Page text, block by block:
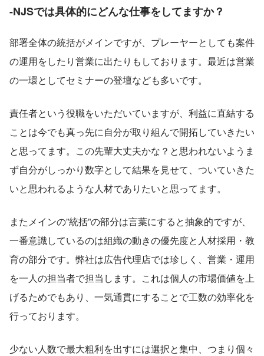
-NJSでは具体的にどんな仕事をしてますか？
部署全体の統括がメインですが、プレーヤーとしても案件
の運用をしたり営業に出たりもしております。最近は営業
の一環としてセミナーの登壇なども多いです。
責任者という役職をいただいていますが、利益に直結する
ことは今でも真っ先に自分が取り組んで開拓していきたい
と思ってます。この先輩大丈夫かな？と思われないようま
ず自分がしっかり数字として結果を見せて、ついていきた
いと思われるような人材でありたいと思ってます。
またメインの”統括”の部分は言葉にすると抽象的ですが、
一番意識しているのは組織の動きの優先度と人材採用・教
育の部分です。弊社は広告代理店では珍しく、営業・運用
を一人の担当者で担当します。これは個人の市場価値を上
げるためでもあり、一気通貫にすることで工数の効率化を
行っております。
少ない人数で最大粗利を出すには選択と集中、つまり個々